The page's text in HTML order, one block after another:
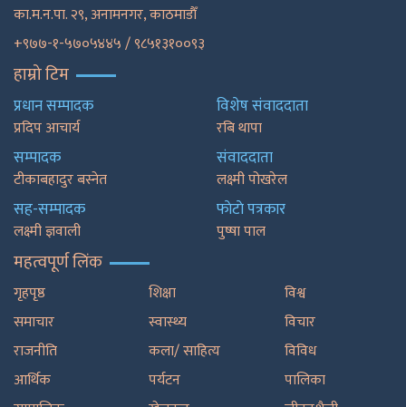
का.म.न.पा. २९, अनामनगर, काठमाडाैँ
+९७७-१-५७०५४४५ / ९८५१३१००९३
हाम्रो टिम
प्रधान सम्पादक
प्रदिप आचार्य
सम्पादक
टीकाबहादुर बस्नेत
सह-सम्पादक
लक्ष्मी ज्ञवाली
विशेष संवाददाता
रबि थापा
संवाददाता
लक्ष्मी पोखरेल
फाेटाे पत्रकार
पुष्षा पाल
महत्वपूर्ण लिंक
गृहपृष्ठ
समाचार
राजनीति
आर्थिक
शिक्षा
स्वास्थ्य
कला/ साहित्य
पर्यटन
विश्व
विचार
विविध
पालिका